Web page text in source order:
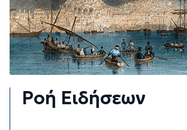
Ροή Ειδήσεων